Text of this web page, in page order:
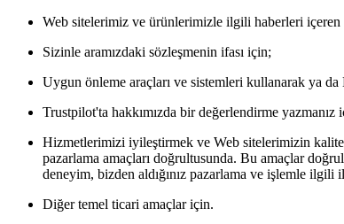
Web sitelerimiz ve ürünlerimizle ilgili haberleri
Sizinle aramızdaki sözleşmenin ifası için;
Uygun önleme araçları ve sistemleri kullanarak ya da
Trustpilot'ta hakkımızda bir değerlendirme
Hizmetlerimizi iyileştirmek ve Web sitelerimizin
pazarlama amaçları doğrultusunda. Bu amaçlar
deneyim, bizden aldığınız pazarlama ve işlemle
Diğer temel ticari amaçlar için.